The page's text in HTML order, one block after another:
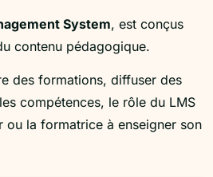
System, est conçus
contenu pédagogique.
des formations, diffuser des
compétences, le rôle du LMS
ou la formatrice à enseigner son